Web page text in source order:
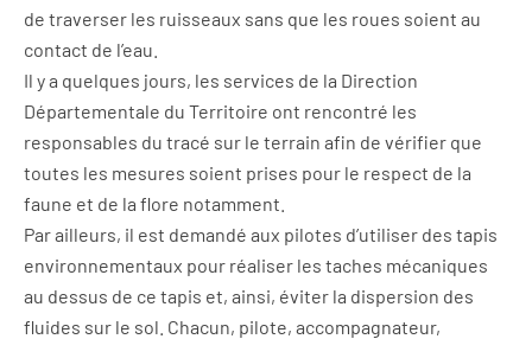
de traverser les ruisseaux sans que les roues soient au
contact de l’eau.
Il y a quelques jours, les services de la Direction
Départementale du Territoire ont rencontré les
responsables du tracé sur le terrain afin de vérifier que
toutes les mesures soient prises pour le respect de la
faune et de la flore notamment.
Par ailleurs, il est demandé aux pilotes d’utiliser des tapis
environnementaux pour réaliser les taches mécaniques
au dessus de ce tapis et, ainsi, éviter la dispersion des
fluides sur le sol. Chacun, pilote, accompagnateur,